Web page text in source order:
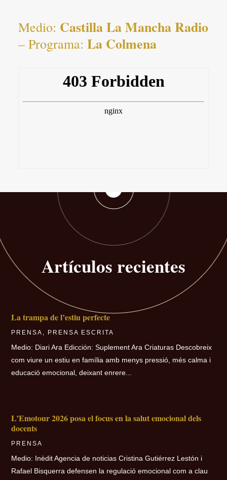
Medio: Castilla La Mancha Radio
– Programa: La Colmena
Artículos recientes
La trampa de l’estiu perfecte
PRENSA , PRENSA ESCRITA
Medio: Diari Ara Edicción: Suplement Ara Criaturas Descobreix
com viure un estiu en família amb menys pressió, més calma i
educació emocional, deixant enrere...
L’Emotour 2026 posa el focus en la salut emocional dels
docents
PRENSA
Medio: Inèdit Agencia de noticias Cristina Gutiérrez Lestón i
Rafael Bisquerra defensen la regulació emocional com a clau